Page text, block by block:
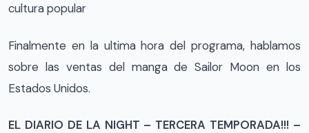
cultura popular
Finalmente en la ultima hora del programa, hablamos
sobre las ventas del manga de Sailor Moon en los
Estados Unidos.
EL DIARIO DE LA NIGHT – TERCERA TEMPORADA!!! –